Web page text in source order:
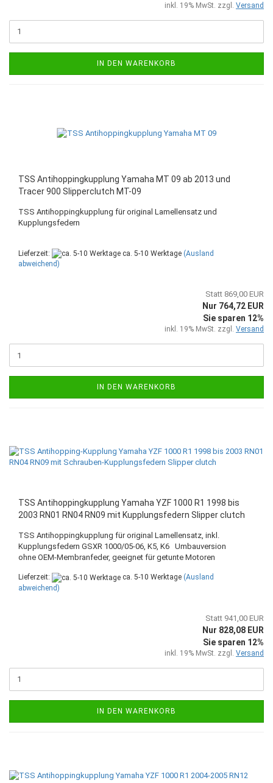
inkl. 19% MwSt. zzgl. Versand
IN DEN WARENKORB
TSS Antihoppingkupplung Yamaha MT 09 ab 2013 und
Tracer 900 Slipperclutch MT-09
TSS Antihoppingkupplung für original Lamellensatz und
Kupplungsfedern
Lieferzeit: ca. 5-10 Werktage (Ausland
abweichend)
Statt 869,00 EUR
Nur 764,72 EUR
Sie sparen 12%
inkl. 19% MwSt. zzgl. Versand
IN DEN WARENKORB
TSS Antihoppingkupplung Yamaha YZF 1000 R1 1998 bis
2003 RN01 RN04 RN09 mit Kupplungsfedern Slipper clutch
TSS Antihoppingkupplung für original Lamellensatz, inkl.
Kupplungsfedern GSXR 1000/05-06, K5, K6 Umbauversion
ohne OEM-Membranfeder, geeignet für getunte Motoren
Lieferzeit: ca. 5-10 Werktage (Ausland
abweichend)
Statt 941,00 EUR
Nur 828,08 EUR
Sie sparen 12%
inkl. 19% MwSt. zzgl. Versand
IN DEN WARENKORB